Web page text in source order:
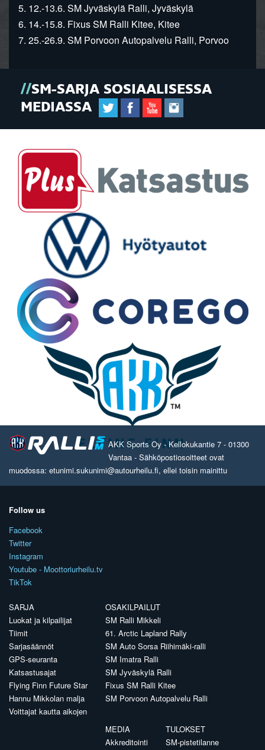
5. 12.-13.6. SM Jyväskylä Ralli, Jyväskylä
6. 14.-15.8. Fixus SM Ralli Kitee, Kitee
7. 25.-26.9. SM Porvoon Autopalvelu Ralli, Porvoo
SM-SARJA SOSIAALISESSA
MEDIASSA
AKK Sports Oy - Kellokukantie 7 - 01300
Vantaa - Sähköpostiosoitteet ovat
muodossa: etunimi.sukunimi@autourheilu.fi, ellei toisin mainittu
Follow us
Facebook
Twitter
Instagram
Youtube - Moottoriurheilu.tv
TikTok
SARJA
Luokat ja kilpailijat
Tiimit
Sarjasäännöt
GPS-seuranta
Katsastusajat
Flying Finn Future Star
Hannu Mikkolan malja
Voittajat kautta aikojen
OSAKILPAILUT
SM Ralli Mikkeli
61. Arctic Lapland Rally
SM Auto Sorsa Riihimäki-ralli
SM Imatra Ralli
SM Jyväskylä Ralli
Fixus SM Ralli Kitee
SM Porvoon Autopalvelu Ralli
MEDIA
Akkreditointi
TULOKSET
SM-pistetilanne